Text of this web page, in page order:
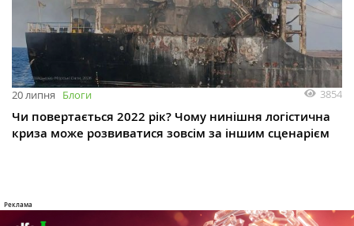
20 липня Блоги 3854
Чи повертається 2022 рік? Чому нинішня логістична
криза може розвиватися зовсім за іншим сценарієм